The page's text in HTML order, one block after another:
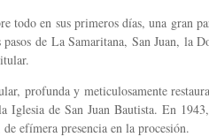
todo en sus primeros días, una gran
de La Samaritana, San Juan, la
profunda y meticulosamente
Iglesia de San Juan Bautista. En
efímera presencia en la procesión.